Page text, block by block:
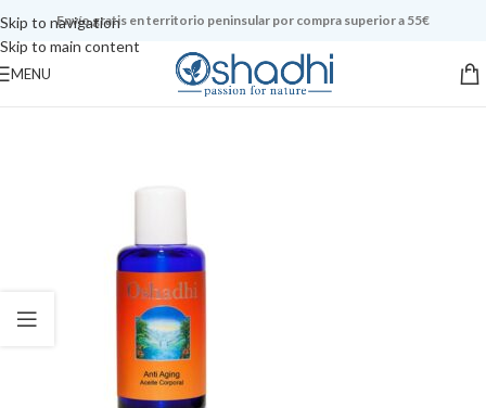
Skip to navigation
Skip to main content
Envío gratis en territorio peninsular por compra superior a 55€
MENU